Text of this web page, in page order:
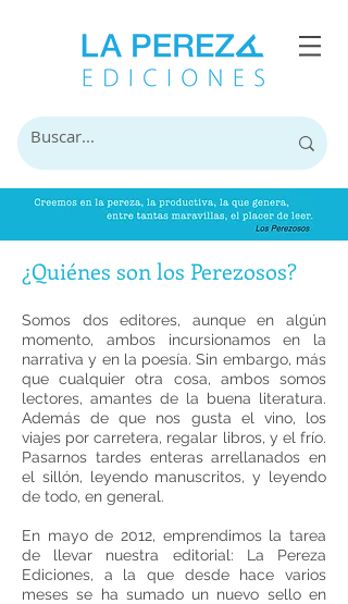
¿Quiénes son los Perezosos?
Somos dos editores, aunque en algún
momento, ambos incursionamos en la
narrativa y en la poesía. Sin embargo, más
que cualquier otra cosa, ambos somos
lectores, amantes de la buena literatura.
Además de que nos gusta el vino, los
viajes por carretera, regalar libros, y el frío.
Pasarnos tardes enteras arrellanados en
el sillón, leyendo manuscritos, y leyendo
de todo, en general.
En mayo de 2012, emprendimos la tarea
de llevar nuestra editorial: La Pereza
Ediciones, a la que desde hace varios
meses se ha sumado un nuevo sello en